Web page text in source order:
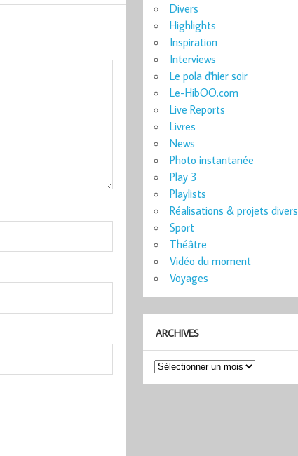
Divers
Highlights
Inspiration
Interviews
Le pola d'hier soir
Le-HibOO.com
Live Reports
Livres
News
Photo instantanée
Play 3
Playlists
Réalisations & projets divers
Sport
Théâtre
Vidéo du moment
Voyages
ARCHIVES
Archives